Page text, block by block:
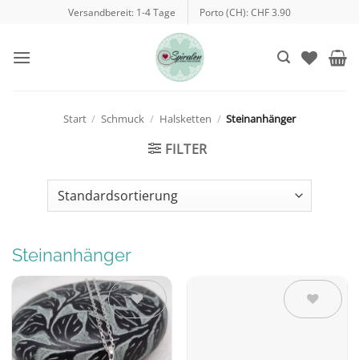
springen
Versandbereit: 1-4 Tage Porto (CH): CHF 3.90
Start / Schmuck / Halsketten / Steinanhänger
FILTER
Steinanhänger
Auf die
Wunschliste